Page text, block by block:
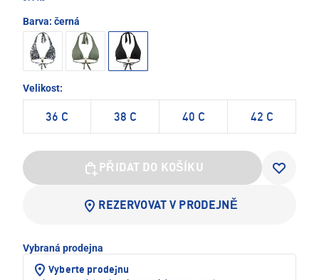
Barva: černá
Velikost:
36 C 38 C 40 C 42 C
PŘIDAT DO KOŠÍKU
REZERVOVAT V PRODEJNĚ
Vybraná prodejna
Vyberte prodejnu